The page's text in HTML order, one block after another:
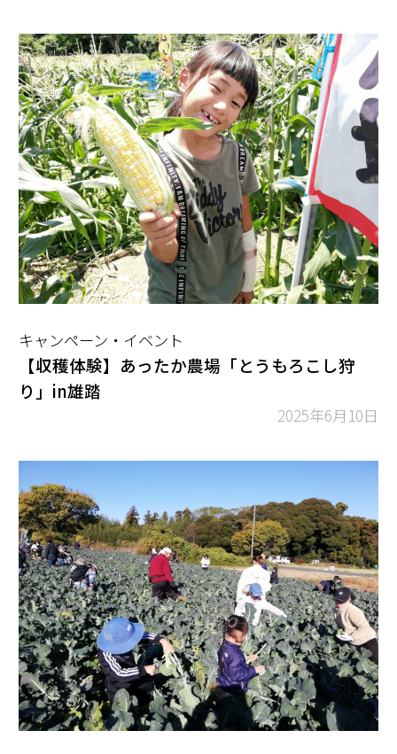
キャンペーン・イベント
【収穫体験】あったか農場「とうもろこし狩
り」in雄踏
2025年6月10日